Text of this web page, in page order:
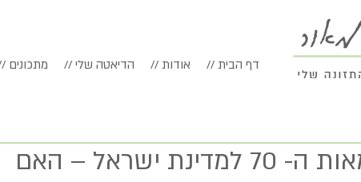
// מתכונים // הדיאטה שלי // אודות // דף הבית
יום העצמאות ה- 70 למדינת ישראל – האם